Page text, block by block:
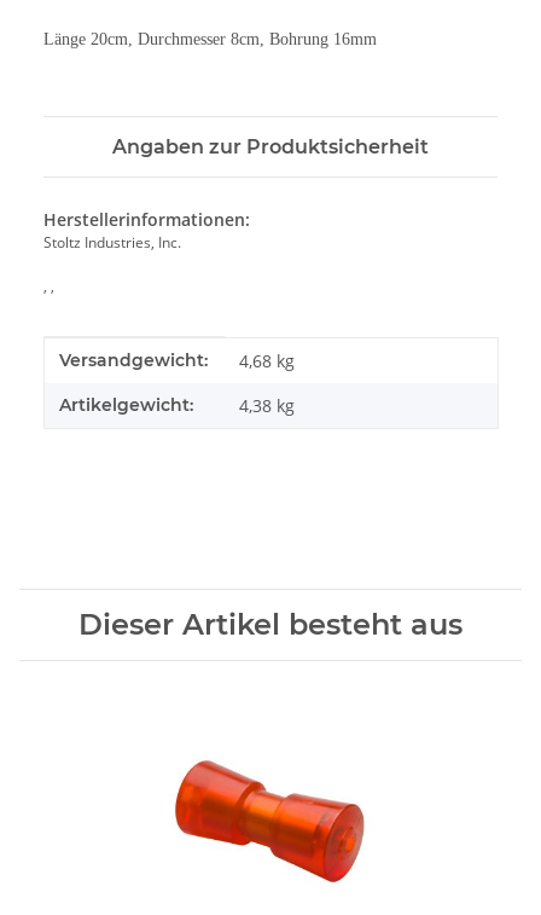
Länge 20cm, Durchmesser 8cm, Bohrung 16mm
Angaben zur Produktsicherheit
Herstellerinformationen:
Stoltz Industries, Inc.
, ,
Produkteigenschaft
Wert
Versandgewicht: 4,68 kg
Artikelgewicht: 4,38 kg
Dieser Artikel besteht aus